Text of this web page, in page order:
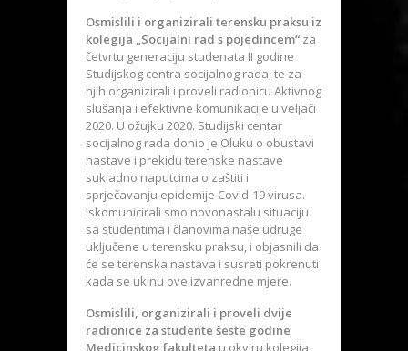
Osmislili i organizirali terensku praksu iz
kolegija „Socijalni rad s pojedincem“ za
četvrtu generaciju studenata II godine
Studijskog centra socijalnog rada, te za
njih organizirali i proveli radionicu Aktivnog
slušanja i efektivne komunikacije u veljači
2020. U ožujku 2020. Studijski centar
socijalnog rada donio je Oluku o obustavi
nastave i prekidu terenske nastave
sukladno naputcima o zaštiti i
sprječavanju epidemije Covid-19 virusa.
Iskomunicirali smo novonastalu situaciju
sa studentima i članovima naše udruge
uključene u terensku praksu, i objasnili da
će se terenska nastava i susreti pokrenuti
kada se ukinu ove izvanredne mjere.
Osmislili, organizirali i proveli dvije
radionice za studente šeste godine
Medicinskog fakulteta u okviru kolegija